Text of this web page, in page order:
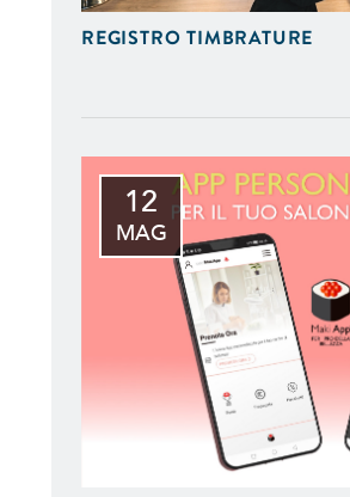
REGISTRO TIMBRATURE
12
MAG
per iOS e Android Uniche del
per la Vendita On-Line,